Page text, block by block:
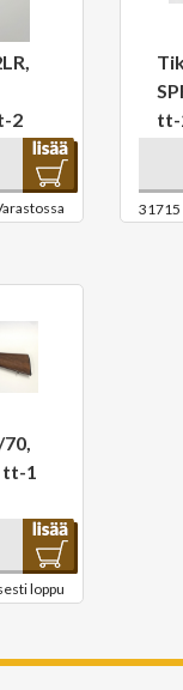
2
tt-
31715
tt-1
loppu